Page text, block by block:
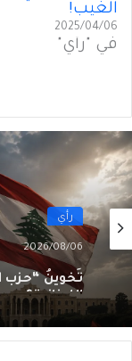
الغَيب!
2025/04/06
في "رأي"
رأي
2026/08/06
تَخوينُ “حزب
اللبنانية؟